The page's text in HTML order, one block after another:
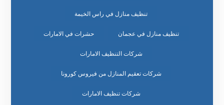
تنظيف منازل في راس الخيمة
تنظيف منازل في عجمان حشرات في الامارات
شركات التنظيف الامارات
شركات تعقيم المنازل من فيروس كورونا
شركات تنظيف الامارات